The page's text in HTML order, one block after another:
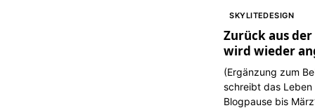
SKYLITEDESIGN
Zurück aus der
wird wieder
(Ergänzung zum
schreibt das Leben
Blogpause bis